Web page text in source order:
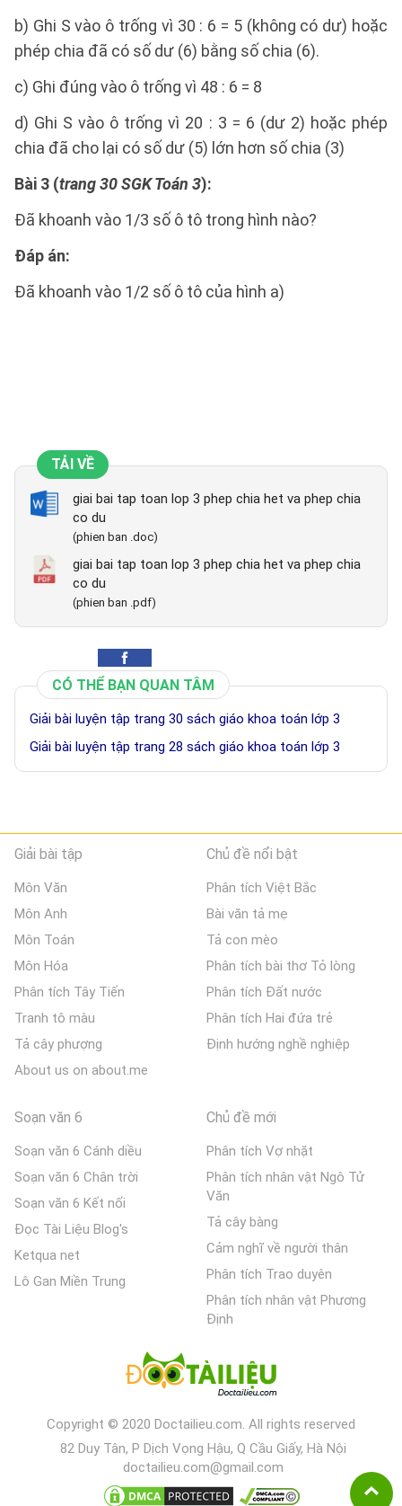
b) Ghi S vào ô trống vì 30 : 6 = 5 (không có dư) hoặc
phép chia đã có số dư (6) bằng số chia (6).
c) Ghi đúng vào ô trống vì 48 : 6 = 8
d) Ghi S vào ô trống vì 20 : 3 = 6 (dư 2) hoặc phép
chia đã cho lại có số dư (5) lớn hơn số chia (3)
Bài 3 (trang 30 SGK Toán 3):
Đã khoanh vào 1/3 số ô tô trong hình nào?
Đáp án:
Đã khoanh vào 1/2 số ô tô của hình a)
TẢI VỀ
giai bai tap toan lop 3 phep chia het va phep chia
co du
(phien ban .doc)
giai bai tap toan lop 3 phep chia het va phep chia
co du
(phien ban .pdf)
CÓ THỂ BẠN QUAN TÂM
Giải bài luyện tập trang 30 sách giáo khoa toán lớp 3
Giải bài luyện tập trang 28 sách giáo khoa toán lớp 3
Giải bài tập
Môn Văn
Môn Anh
Môn Toán
Môn Hóa
Phân tích Tây Tiến
Tranh tô màu
Tả cây phượng
About us on about.me
Chủ đề nổi bật
Phân tích Việt Bắc
Bài văn tả mẹ
Tả con mèo
Phân tích bài thơ Tỏ lòng
Phân tích Đất nước
Phân tích Hai đứa trẻ
Định hướng nghề nghiệp
Soạn văn 6
Soạn văn 6 Cánh diều
Soạn văn 6 Chân trời
Soạn văn 6 Kết nối
Đọc Tài Liệu Blog's
Ketqua net
Lô Gan Miền Trung
Chủ đề mới
Phân tích Vợ nhặt
Phân tích nhân vật Ngô Tử
Văn
Tả cây bàng
Cảm nghĩ về người thân
Phân tích Trao duyên
Phân tích nhân vật Phương
Định
Copyright © 2020 Doctailieu.com. All rights reserved
82 Duy Tân, P Dịch Vọng Hậu, Q Cầu Giấy, Hà Nội
doctailieu.com@gmail.com